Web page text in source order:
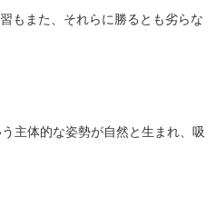
もまた、それらに勝るとも劣らな
主体的な姿勢が自然と生まれ、吸